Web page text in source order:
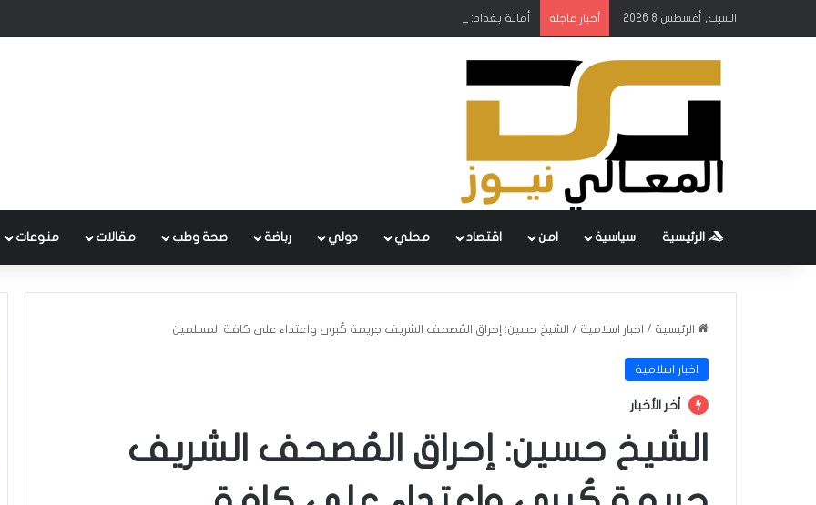
السبت, أغسطس 8 2026 أخبار عاجلة أمانة بغداد: إطلاق مشروع متكامل لتطوير إدارة النفايات بالتعاون مع البنك الدولي
الرئيسية سياسية امن اقتصاد محلي دولي رباضة صحة وطب مقالات منوعات
الرئيسية / اخبار اسلامية / الشيخ حسين: إحراق المُصحف الشريف جريمة كُبرى واعتداء على كافة المسلمين
اخبار اسلامية
أخر الأخبار
الشيخ حسين: إحراق المُصحف الشريف